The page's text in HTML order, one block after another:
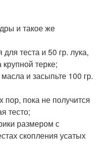
и такое же
теста и 50 гр. лука,
терке;
и засыпьте 100 гр.
пор, пока не получится
тесто;
размером с
скопления усатых